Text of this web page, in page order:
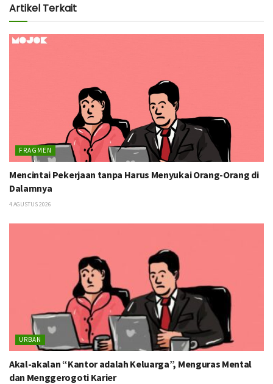
Artikel Terkait
FRAGMEN
Mencintai Pekerjaan tanpa Harus Menyukai Orang-Orang di
Dalamnya
4 AGUSTUS 2026
URBAN
Akal-akalan “Kantor adalah Keluarga”, Menguras Mental
dan Menggerogoti Karier